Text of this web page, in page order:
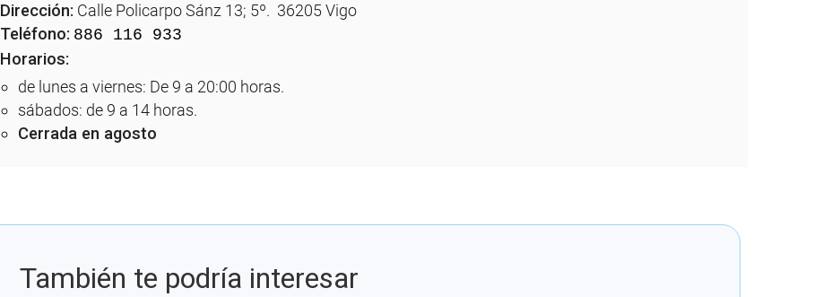
Dirección: Calle Policarpo Sánz 13; 5º. 36205 Vigo
Teléfono: 886 116 933
Horarios:
de lunes a viernes: De 9 a 20:00 horas.
sábados: de 9 a 14 horas.
Cerrada en agosto
También te podría interesar